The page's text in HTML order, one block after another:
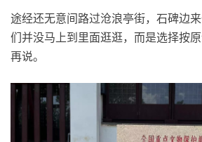
途经还无意间路过沧浪亭街，石碑边
们并没马上到里面逛逛，而是选择按
再说。